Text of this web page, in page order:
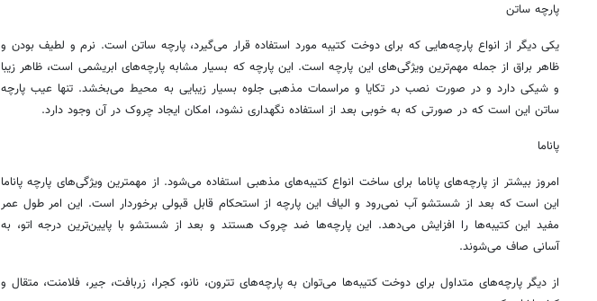
پارچه ساتن
یکی دیگر از انواع پارچه‌هایی که برای دوخت کتیبه مورد استفاده قرار می‌گیرد، پارچه ساتن است. نرم و لطیف بودن و
ظاهر براق از جمله مهم‌ترین ویژگی‌های این پارچه است. این پارچه که بسیار مشابه پارچه‌های ابریشمی است، ظاهر زیبا
و شیکی دارد و در صورت نصب در تکایا و مراسمات مذهبی جلوه بسیار زیبایی به محیط می‌بخشد. تنها عیب پارچه
ساتن این است که در صورتی که به خوبی بعد از استفاده نگهداری نشود، امکان ایجاد چروک در آن وجود دارد.
پاناما
امروز بیشتر از پارچه‌های پاناما برای ساخت انواع کتیبه‌های مذهبی استفاده می‌شود. از مهمترین ویژگی‌های پارچه پاناما
این است که بعد از شستشو آب نمی‌رود و الیاف این پارچه از استحکام قابل قبولی برخوردار است. این امر طول عمر
مفید این کتیبه‌ها را افزایش می‌دهد. این پارچه‌ها ضد چروک هستند و بعد از شستشو با پایین‌ترین درجه اتو، به
آسانی صاف می‌شوند.
از دیگر پارچه‌های متداول برای دوخت کتیبه‌ها می‌توان به پارچه‌های تترون، نانو، کجرا، زربافت، جیر، فلامنت، متقال و